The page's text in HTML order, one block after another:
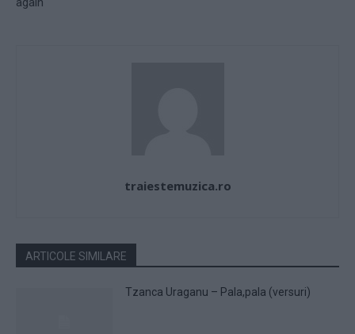
traiestemuzica.ro
ARTICOLE SIMILARE
Tzanca Uraganu – Pala,pala (versuri)